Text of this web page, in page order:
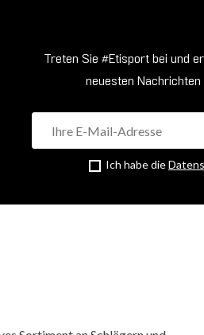
Treten Sie #Etisport bei und
neuesten Nachrichten
Ich habe die